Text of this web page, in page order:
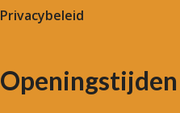
Privacybeleid
Openingstijden